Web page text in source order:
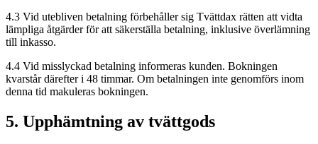
4.3 Vid utebliven betalning förbehåller sig Tvättdax rätten att vidta
lämpliga åtgärder för att säkerställa betalning, inklusive överlämning
till inkasso.
4.4 Vid misslyckad betalning informeras kunden. Bokningen
kvarstår därefter i 48 timmar. Om betalningen inte genomförs inom
denna tid makuleras bokningen.
5. Upphämtning av tvättgods